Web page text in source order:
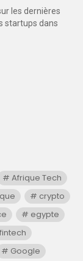
les dernières
startups dans
Afrique Tech
crypto
egypte
fintech
Google